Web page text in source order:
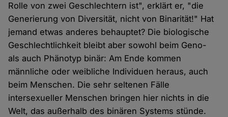
Rolle von zwei Geschlechtern ist", erklärt er, "die
Generierung von Diversität, nicht von Binarität!" Hat
jemand etwas anderes behauptet? Die biologische
Geschlechtlichkeit bleibt aber sowohl beim Geno-
als auch Phänotyp binär: Am Ende kommen
männliche oder weibliche Individuen heraus, auch
beim Menschen. Die sehr seltenen Fälle
intersexueller Menschen bringen hier nichts in die
Welt, das außerhalb des binären Systems stünde.